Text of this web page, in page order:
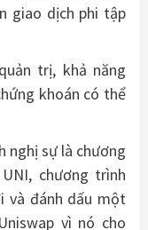
giao dịch phi tập
trị, khả năng
khoán có thể
nghị sự là chương
chương trình
và đánh dấu một
vì nó cho